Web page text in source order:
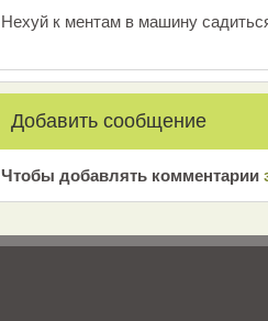
Нехуй к ментам в машину
Добавить сообщение
Чтобы добавлять комментарии